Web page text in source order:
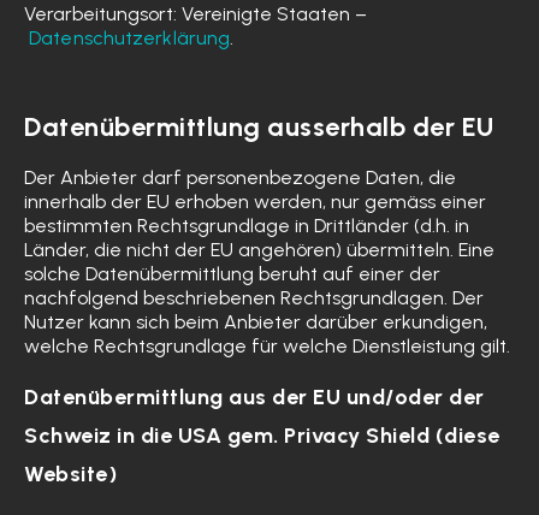
Verarbeitungsort: Vereinigte Staaten –
Datenschutzerklärung
Datenübermittlung ausserhalb der EU
Der Anbieter darf personenbezogene Daten, die
innerhalb der EU erhoben werden, nur gemäss einer
bestimmten Rechtsgrundlage in Drittländer (d.h. in
Länder, die nicht der EU angehören) übermitteln. Eine
solche Datenübermittlung beruht auf einer der
nachfolgend beschriebenen Rechtsgrundlagen. Der
Nutzer kann sich beim Anbieter darüber erkundigen,
welche Rechtsgrundlage für welche Dienstleistung gilt.
Datenübermittlung aus der EU und/oder der
Schweiz in die USA gem. Privacy Shield (diese
Website)